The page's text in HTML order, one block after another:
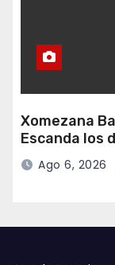
Xomezana
Escanda los
Ago 6, 2026